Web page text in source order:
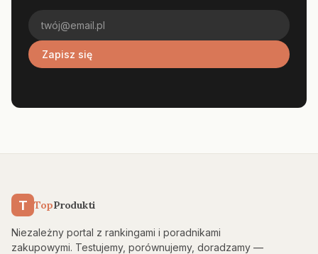
Zapisz się
T TopProdukti
Niezależny portal z rankingami i poradnikami
zakupowymi. Testujemy, porównujemy, doradzamy —